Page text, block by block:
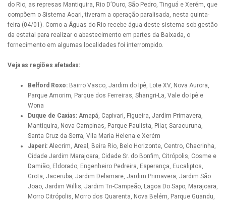
do Rio, as represas Mantiquira, Rio D’Ouro, São Pedro, Tinguá e Xerém, que
compõem o Sistema Acari, tiveram a operação paralisada, nesta quinta-
feira (04/01). Como a Águas do Rio recebe água deste sistema sob gestão
da estatal para realizar o abastecimento em partes da Baixada, o
fornecimento em algumas localidades foi interrompido.
Veja as regiões afetadas:
Belford Roxo: Bairro Vasco, Jardim do Ipê, Lote XV, Nova Aurora,
Parque Amorim, Parque dos Ferreiras, Shangri-La, Vale do Ipê e
Wona
Duque de Caxias: Amapá, Capivari, Figueira, Jardim Primavera,
Mantiquira, Nova Campinas, Parque Paulista, Pilar, Saracuruna,
Santa Cruz da Serra, Vila Maria Helena e Xerém
Japeri: Alecrim, Areal, Beira Rio, Belo Horizonte, Centro, Chacrinha,
Cidade Jardim Marajoara, Cidade Sr. do Bonfim, Citrópolis, Cosme e
Damião, Eldorado, Engenheiro Pedreira, Esperança, Eucaliptos,
Grota, Jaceruba, Jardim Delamare, Jardim Primavera, Jardim São
Joao, Jardim Willis, Jardim Tri-Campeão, Lagoa Do Sapo, Marajoara,
Morro Citrópolis, Morro dos Quarenta, Nova Belém, Parque Guandu,